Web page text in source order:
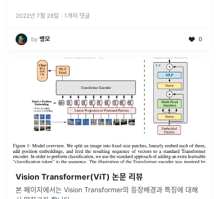
2022년 7월 28일 · 1 개의 댓글
by 뱅모 0
Vision Transformer(ViT) 논문 리뷰
본 페이지에서는 Vision Transformer의 등장배경과 특징에 대해